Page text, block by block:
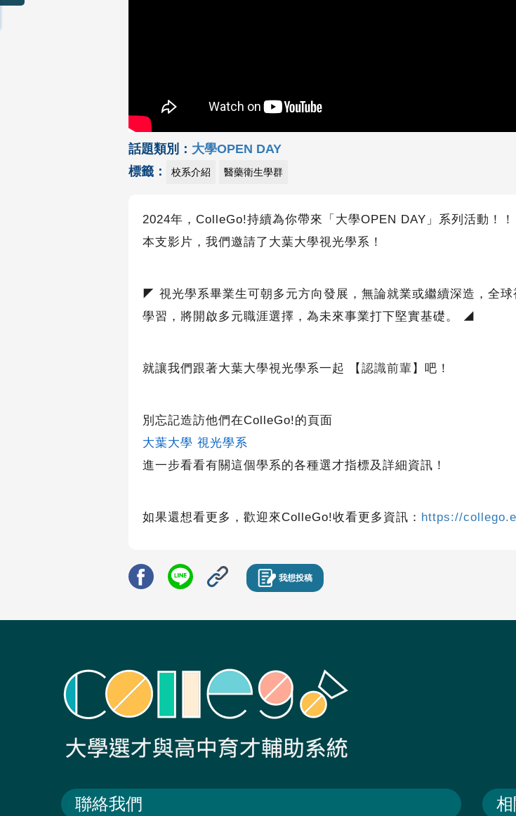
話題類別： 大學OPEN DAY
標籤：
校系介紹 醫藥衛生學群
2024年，ColleGo!持續為你帶來「大學OPEN DAY」系列活動！！
本支影片，我們邀請了大葉大學視光學系！
◤ 視光學系畢業生可朝多元方向發展，無論就業或繼續深造，全
學習，將開啟多元職涯選擇，為未來事業打下堅實基礎。 ◢
就讓我們跟著大葉大學視光學系一起 【 認識前輩 】吧！
別忘記造訪他們在ColleGo!的頁面
大葉大學 視光學系
進一步看看有關這個學系的各種選才指標及詳細資訊！
如果還想看更多，歡迎來ColleGo!收看更多資訊： https://
我想投稿
聯絡我們